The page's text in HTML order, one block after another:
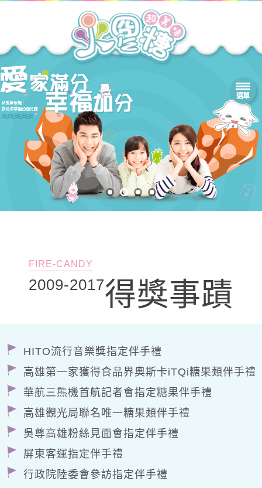
FIRE-CANDY
2009-2017得獎事蹟
HITO流行音樂獎指定伴手禮
高雄第一家獲得食品界奧斯卡iTQi糖果類伴手禮
華航三熊機首航記者會指定糖果伴手禮
高雄觀光局聯名唯一糖果類伴手禮
吳尊高雄粉絲見面會指定伴手禮
屏東客運指定伴手禮
行政院陸委會參訪指定伴手禮